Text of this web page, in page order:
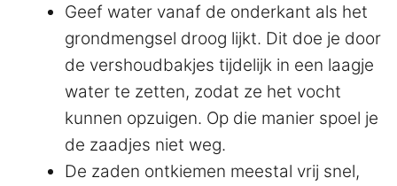
Geef water vanaf de onderkant als het
grondmengsel droog lijkt. Dit doe je door
de vershoudbakjes tijdelijk in een laagje
water te zetten, zodat ze het vocht
kunnen opzuigen. Op die manier spoel je
de zaadjes niet weg.
De zaden ontkiemen meestal vrij snel,